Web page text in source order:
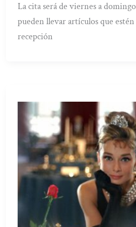
La cita será de viernes a
pueden llevar artículos que
recepción